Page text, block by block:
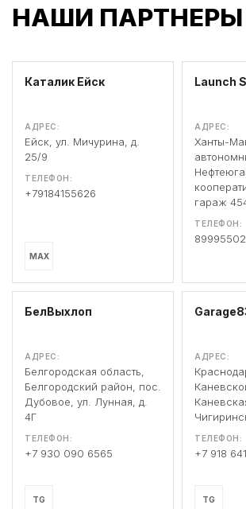
НАШИ ПАРТНЕРЫ
Каталик Ейск
АДРЕС:
Ейск, ул. Мичурина, д.
25/9
ТЕЛЕФОН:
+79184155626
MAX
Launch
АДРЕС:
Ханты-
гараж
ТЕЛЕФОН:
БелВыхлоп
АДРЕС:
Белгородская область,
Белгородский район, пос.
Дубовое, ул. Лунная, д.
4Г
ТЕЛЕФОН:
+7 930 090 6565
TG
АДРЕС:
ТЕЛЕФОН:
+7 918
TG